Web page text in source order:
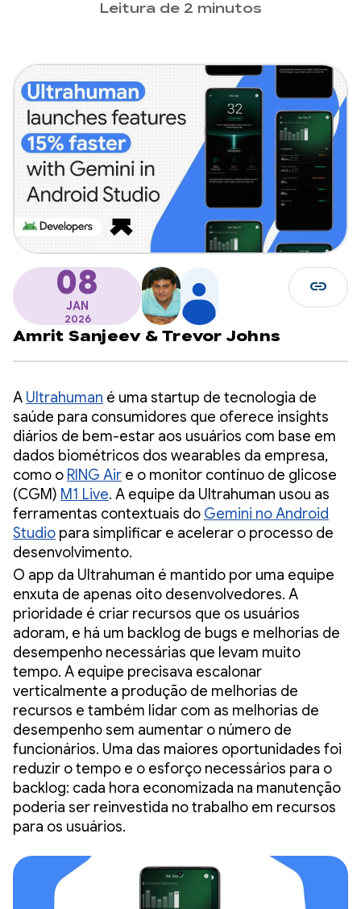
Leitura de 2 minutos
08
JAN
2026
Amrit Sanjeev & Trevor Johns
link
A Ultrahuman é uma startup de tecnologia de
saúde para consumidores que oferece insights
diários de bem-estar aos usuários com base em
dados biométricos dos wearables da empresa,
como o RING Air e o monitor contínuo de glicose
(CGM) M1 Live. A equipe da Ultrahuman usou as
ferramentas contextuais do Gemini no Android
Studio para simplificar e acelerar o processo de
desenvolvimento.
O app da Ultrahuman é mantido por uma equipe
enxuta de apenas oito desenvolvedores. A
prioridade é criar recursos que os usuários
adoram, e há um backlog de bugs e melhorias de
desempenho necessárias que levam muito
tempo. A equipe precisava escalonar
verticalmente a produção de melhorias de
recursos e também lidar com as melhorias de
desempenho sem aumentar o número de
funcionários. Uma das maiores oportunidades foi
reduzir o tempo e o esforço necessários para o
backlog: cada hora economizada na manutenção
poderia ser reinvestida no trabalho em recursos
para os usuários.